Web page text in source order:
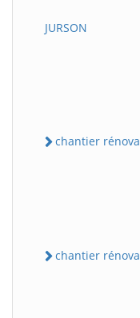
JURSON
chantier
chantier